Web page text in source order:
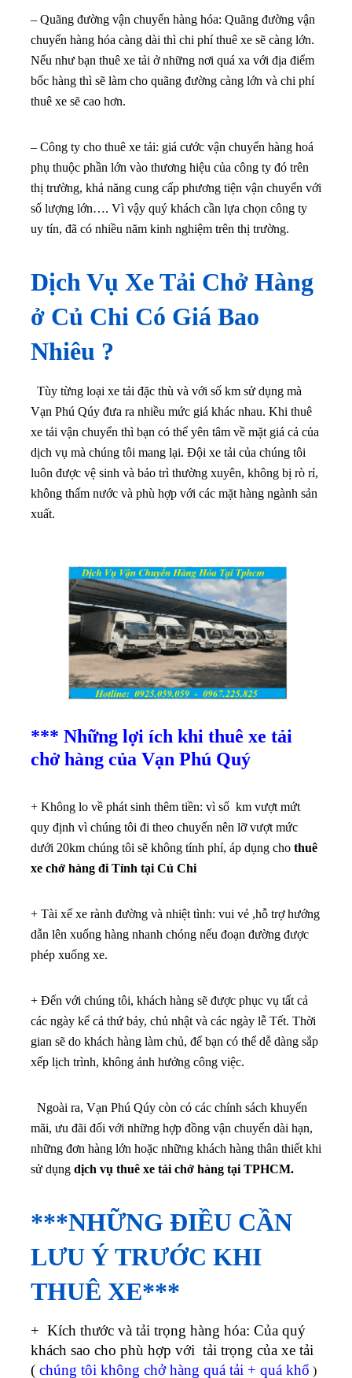
– Quãng đường vận chuyển hàng hóa: Quãng đường vận
chuyển hàng hóa càng dài thì chi phí thuê xe sẽ càng lớn.
Nếu như bạn thuê xe tải ở những nơi quá xa với địa điểm
bốc hàng thì sẽ làm cho quãng đường càng lớn và chi phí
thuê xe sẽ cao hơn.
– Công ty cho thuê xe tải: giá cước vận chuyển hàng hoá
phụ thuộc phần lớn vào thương hiệu của công ty đó trên
thị trường, khả năng cung cấp phương tiện vận chuyển với
số lượng lớn…. Vì vậy quý khách cần lựa chọn công ty
uy tín, đã có nhiều năm kinh nghiệm trên thị trường.
Dịch Vụ Xe Tải Chở Hàng
ở Củ Chi Có Giá Bao
Nhiêu ?
Tùy từng loại xe tải đặc thù và với số km sử dụng mà
Vạn Phú Qúy đưa ra nhiều mức giá khác nhau. Khi thuê
xe tải vận chuyển thì bạn có thể yên tâm về mặt giá cả của
dịch vụ mà chúng tôi mang lại. Đội xe tải của chúng tôi
luôn được vệ sinh và bảo trì thường xuyên, không bị rò rỉ,
không thấm nước và phù hợp với các mặt hàng ngành sản
xuất.
*** Những lợi ích khi thuê xe tải
chở hàng của Vạn Phú Quý
+ Không lo về phát sinh thêm tiền: vì số km vượt mứt
quy định vì chúng tôi đi theo chuyến nên lỡ vượt mức
dưới 20km chúng tôi sẽ không tính phí, áp dụng cho thuê
xe chở hàng đi Tỉnh tại Củ Chi
+ Tài xế xe rành đường và nhiệt tình: vui vẻ ,hỗ trợ hướng
dẫn lên xuống hàng nhanh chóng nếu đoạn đường được
phép xuống xe.
+ Đến với chúng tôi, khách hàng sẽ được phục vụ tất cả
các ngày kể cả thứ bảy, chủ nhật và các ngày lễ Tết. Thời
gian sẽ do khách hàng làm chủ, để bạn có thể dễ dàng sắp
xếp lịch trình, không ảnh hưởng công việc.
Ngoài ra, Vạn Phú Qúy còn có các chính sách khuyến
mãi, ưu đãi đối với những hợp đồng vận chuyển dài hạn,
những đơn hàng lớn hoặc những khách hàng thân thiết khi
sử dụng dịch vụ thuê xe tải chở hàng tại TPHCM.
***NHỮNG ĐIỀU CẦN
LƯU Ý TRƯỚC KHI
THUÊ XE***
+ Kích thước và tải trọng hàng hóa: Của quý
khách sao cho phù hợp với tải trọng của xe tải
( chúng tôi không chở hàng quá tải + quá khổ )